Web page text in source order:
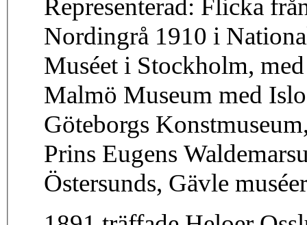
Representerad: Flicka
Nordingrå 1910 i
Muséet i Stockholm,
Malmö Museum med
Göteborgs
Prins Eugens
Östersunds, Gävle